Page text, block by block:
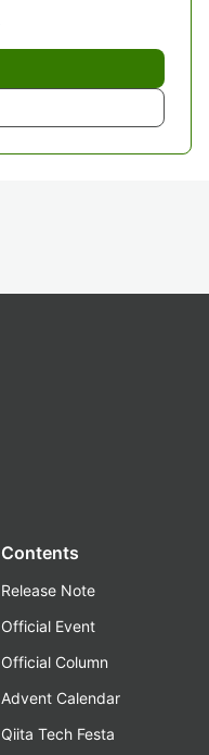
Contents
Release Note
Official Event
Official Column
Advent Calendar
Qiita Tech Festa